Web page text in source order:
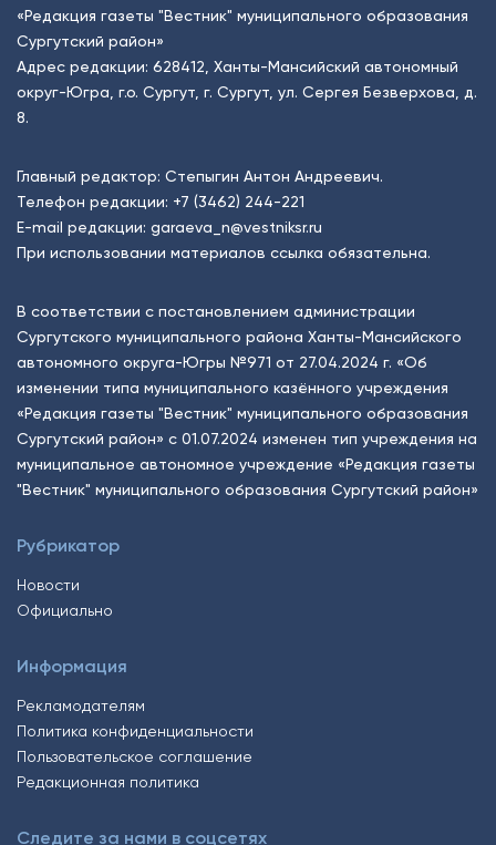
«Редакция газеты "Вестник" муниципального образования
Сургутский район»
Адрес редакции: 628412, Ханты-Мансийский автономный
округ-Югра, г.о. Сургут, г. Сургут, ул. Сергея Безверхова, д.
8.
Главный редактор: Степыгин Антон Андреевич.
Телефон редакции: +7 (3462) 244-221
E-mail редакции: garaeva_n@vestniksr.ru
При использовании материалов ссылка обязательна.
В соответствии с постановлением администрации
Сургутского муниципального района Ханты-Мансийского
автономного округа-Югры №971 от 27.04.2024 г. «Об
изменении типа муниципального казённого учреждения
«Редакция газеты "Вестник" муниципального образования
Сургутский район» с 01.07.2024 изменен тип учреждения на
муниципальное автономное учреждение «Редакция газеты
"Вестник" муниципального образования Сургутский район»
Рубрикатор
Новости
Официально
Информация
Рекламодателям
Политика конфиденциальности
Пользовательское соглашение
Редакционная политика
Следите за нами в соцсетях